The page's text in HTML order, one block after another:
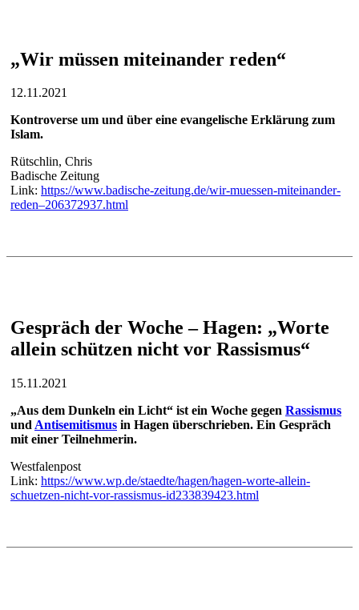
„Wir müssen miteinander reden“
12.11.2021
Kontroverse um und über eine evangelische Erklärung zum
Islam.
Rütschlin, Chris
Badische Zeitung
Link: https://www.badische-zeitung.de/wir-muessen-miteinander-
reden–206372937.html
Gespräch der Woche – Hagen: „Worte
allein schützen nicht vor Rassismus“
15.11.2021
„Aus dem Dunkeln ein Licht“ ist ein Woche gegen Rassismus
und Antisemitismus in Hagen überschrieben. Ein Gespräch
mit einer Teilnehmerin.
Westfalenpost
Link: https://www.wp.de/staedte/hagen/hagen-worte-allein-
schuetzen-nicht-vor-rassismus-id233839423.html